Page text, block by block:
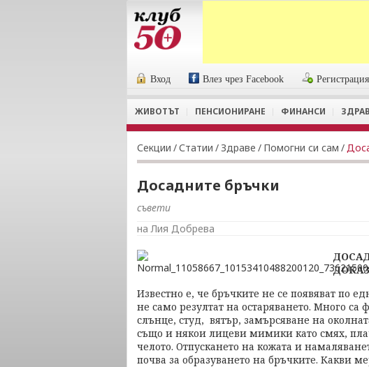
Вход Влез чрез Facebook Регистрация
ЖИВОТЪТ ПЕНСИОНИРАНЕ ФИНАНСИ
Секции /Статии / Здраве / Помогни си сам /
Досадните бръчки
съвети
на Лия Добрева
Известно е, че бръчките не се появяват по
не само резултат на остаряването. Много са
слънце, студ, вятър, замърсяване на
също и някои лицеви мимики като смях,
челото. Отпускането на кожата и
почва за образуването на бръчките. Какви